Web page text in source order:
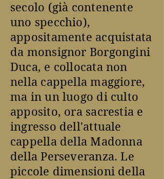
secolo (già contenente
uno specchio),
appositamente acquistata
da monsignor Borgongini
Duca, e collocata non
nella cappella maggiore,
ma in un luogo di culto
apposito, ora sacrestia e
ingresso dell'attuale
cappella della Madonna
della Perseveranza. Le
piccole dimensioni della